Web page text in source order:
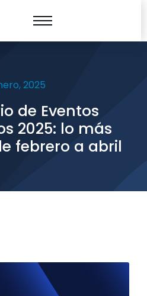
2025
de Eventos
2025: lo más
febrero a abril